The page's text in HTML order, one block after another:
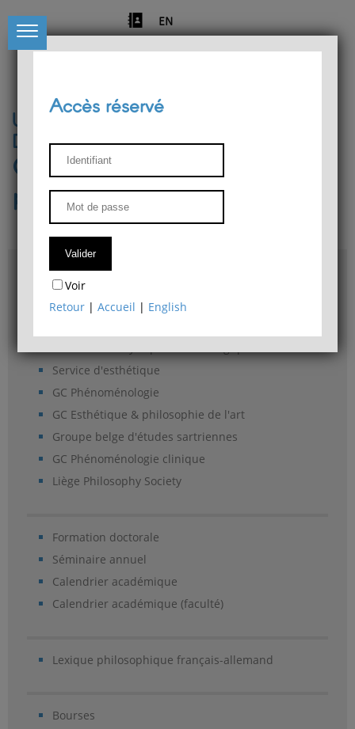
EN
Université de Liège
Département de philosophie
Centre de recherches
phénoménologiques
Accès & plans
Bibliothèque du Département de philosophie
Service d'esthétique
GC Phénoménologie
GC Esthétique & philosophie de l'art
Groupe belge d'études sartriennes
GC Phénoménologie clinique
Liège Philosophy Society
Formation doctorale
Séminaire annuel
Calendrier académique
Calendrier académique (faculté)
Lexique philosophique français-allemand
Bourses
Accès réservé
Voir
Retour |Accueil | English